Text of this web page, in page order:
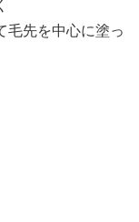
毛先を中心に塗っ